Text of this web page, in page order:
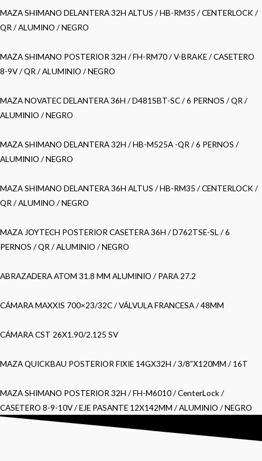
MAZA SHIMANO DELANTERA 32H ALTUS / HB-RM35 / CENTERLOCK /
QR / ALUMINO / NEGRO
MAZA SHIMANO POSTERIOR 32H / FH-RM70 / V-BRAKE / CASETERO
8-9V / QR / ALUMINIO / NEGRO
MAZA NOVATEC DELANTERA 36H / D481SBT-SC / 6 PERNOS / QR /
ALUMINIO / NEGRO
MAZA SHIMANO DELANTERA 32H / HB-M525A -QR / 6 PERNOS /
ALUMINIO / NEGRO
MAZA SHIMANO DELANTERA 36H ALTUS / HB-RM35 / CENTERLOCK /
QR / ALUMINO / NEGRO
MAZA JOYTECH POSTERIOR CASETERA 36H / D762TSE-SL / 6
PERNOS / QR / ALUMINIO / NEGRO
ABRAZADERA ATOM 31.8 MM ALUMINIO / PARA 27.2
CÁMARA MAXXIS 700×23/32C / VÁLVULA FRANCESA / 48MM
CÁMARA CST 26X1.90/2.125 SV
MAZA QUICKBAU POSTERIOR FIXIE 14GX32H / 3/8”X120MM / 16T
MAZA SHIMANO POSTERIOR 32H / FH-M6010 / CenterLock /
CASETERO 8-9-10V / EJE PASANTE 12X142MM / ALUMINIO / NEGRO